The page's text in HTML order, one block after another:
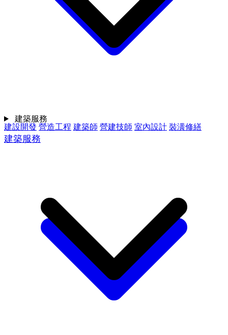
建設開發 營造工程 建築師 營建技師 室內設計 裝潢修繕
建築服務
建築服務